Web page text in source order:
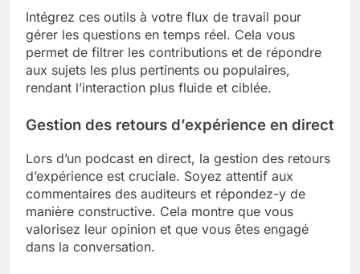
Intégrez ces outils à votre flux de travail pour
gérer les questions en temps réel. Cela vous
permet de filtrer les contributions et de répondre
aux sujets les plus pertinents ou populaires,
rendant l’interaction plus fluide et ciblée.
Gestion des retours d’expérience en direct
Lors d’un podcast en direct, la gestion des retours
d’expérience est cruciale. Soyez attentif aux
commentaires des auditeurs et répondez-y de
manière constructive. Cela montre que vous
valorisez leur opinion et que vous êtes engagé
dans la conversation.